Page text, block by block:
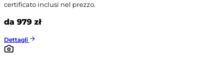
certificato inclusi nel prezzo.
da 979 zł
Dettagli